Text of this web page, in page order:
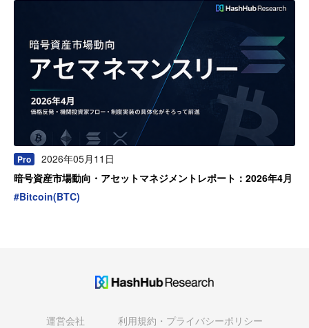
Pro
2026年05月11日
暗号資産市場動向・アセットマネジメントレポート：2026年4月
#Bitcoin(BTC)
運営会社 利用規約・プライバシーポリシー